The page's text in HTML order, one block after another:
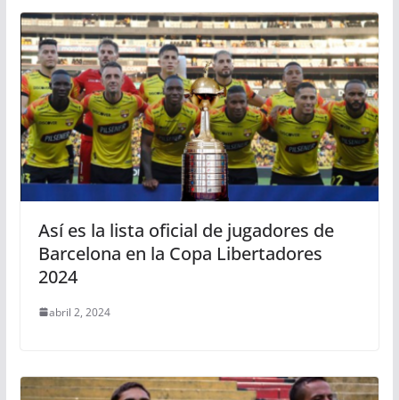
Así es la lista oficial de jugadores de
Barcelona en la Copa Libertadores
2024
abril 2, 2024